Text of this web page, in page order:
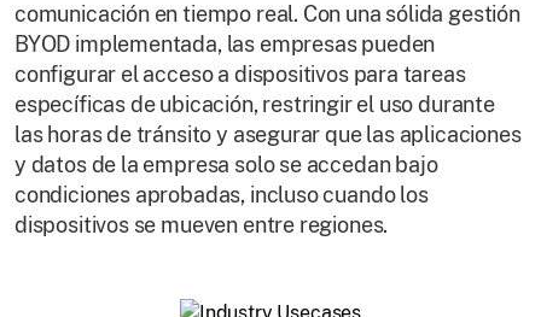
comunicación en tiempo real. Con una sólida gestión
BYOD implementada, las empresas pueden
configurar el acceso a dispositivos para tareas
específicas de ubicación, restringir el uso durante
las horas de tránsito y asegurar que las aplicaciones
y datos de la empresa solo se accedan bajo
condiciones aprobadas, incluso cuando los
dispositivos se mueven entre regiones.